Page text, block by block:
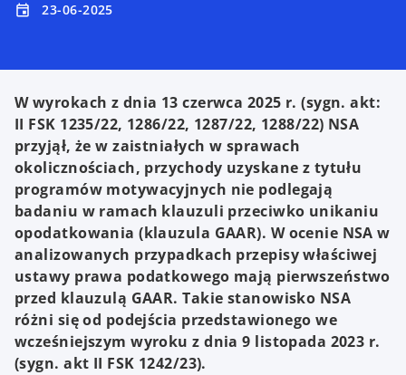
event 23-06-2025
W wyrokach z dnia 13 czerwca 2025 r. (sygn. akt:
II FSK 1235/22, 1286/22, 1287/22, 1288/22) NSA
przyjął, że w zaistniałych w sprawach
okolicznościach, przychody uzyskane z tytułu
programów motywacyjnych nie podlegają
badaniu w ramach klauzuli przeciwko unikaniu
opodatkowania (klauzula GAAR). W ocenie NSA w
analizowanych przypadkach przepisy właściwej
ustawy prawa podatkowego mają pierwszeństwo
przed klauzulą GAAR. Takie stanowisko NSA
różni się od podejścia przedstawionego we
wcześniejszym wyroku z dnia 9 listopada 2023 r.
(sygn. akt II FSK 1242/23).